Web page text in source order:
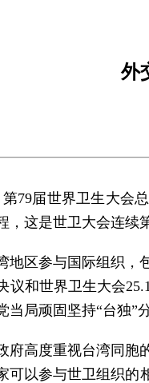
外
第79届世界卫生大会
，这是世卫大会连续
地区参与国际组织，
议和世界卫生大会
当局顽固坚持“台独”
府高度重视台湾同胞
可以参与世卫组织的